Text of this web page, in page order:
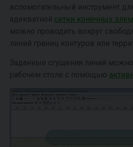
вспомогательный инструмент
адекватной сетки конечных
можно проводить вокруг
линий границ контуров или
Заданные сгущения линий
рабочем столе с помощью